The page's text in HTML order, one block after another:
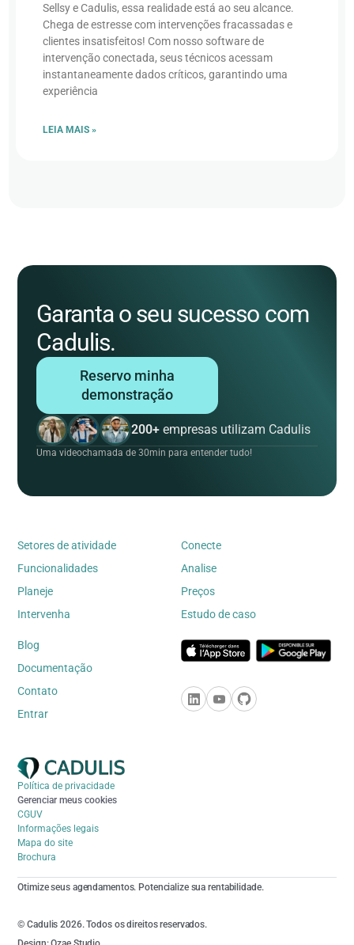
Sellsy e Cadulis, essa realidade está ao seu alcance.
Chega de estresse com intervenções fracassadas e
clientes insatisfeitos! Com nosso software de
intervenção conectada, seus técnicos acessam
instantaneamente dados críticos, garantindo uma
experiência
LEIA MAIS »
Garanta o seu sucesso com
Cadulis.
Reservo minha
demonstração
200+ empresas utilizam Cadulis
Uma videochamada de 30min para entender tudo!
Setores de atividade
Funcionalidades
Planeje
Intervenha
Conecte
Analise
Preços
Estudo de caso
Blog
Documentação
Contato
Entrar
Política de privacidade
Gerenciar meus cookies
CGUV
Informações legais
Mapa do site
Brochura
Otimize seus agendamentos. Potencialize sua rentabilidade.
© Cadulis 2026. Todos os direitos reservados.